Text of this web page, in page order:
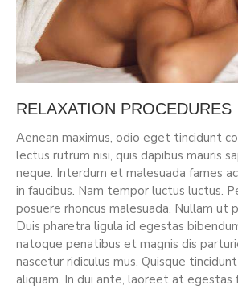
RELAXATION PROCEDURES
Aenean maximus, odio eget tincidunt
lectus rutrum nisi, quis dapibus mauris
neque. Interdum et malesuada fames
in faucibus. Nam tempor luctus luctus.
posuere rhoncus malesuada. Nullam ut
Duis pharetra ligula id egestas
natoque penatibus et magnis dis
nascetur ridiculus mus. Quisque
aliquam. In dui ante, laoreet at egestas